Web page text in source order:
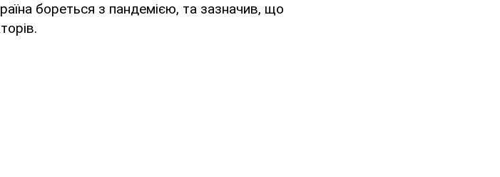
бореться з пандемією, та зазначив, що